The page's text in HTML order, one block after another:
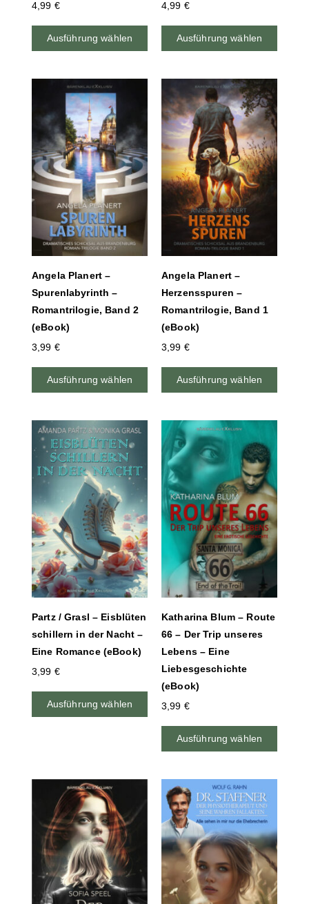
4,99 €
Ausführung wählen
4,99 €
Ausführung wählen
Angela Planert –
Spurenlabyrinth –
Romantrilogie, Band 2
(eBook)
3,99 €
Ausführung wählen
Angela Planert –
Herzensspuren –
Romantrilogie, Band 1
(eBook)
3,99 €
Ausführung wählen
Partz / Grasl – Eisblüten
schillern in der Nacht –
Eine Romance (eBook)
3,99 €
Ausführung wählen
Katharina Blum – Route
66 – Der Trip unseres
Lebens – Eine
Liebesgeschichte
(eBook)
3,99 €
Ausführung wählen